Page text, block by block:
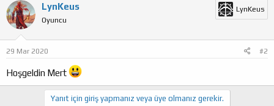
LynKeus
Oyuncu
LynKeus
29 Mar 2020 #2
Hoşgeldin Mert
Yanıt için giriş yapmanız veya üye olmanız gerekir.